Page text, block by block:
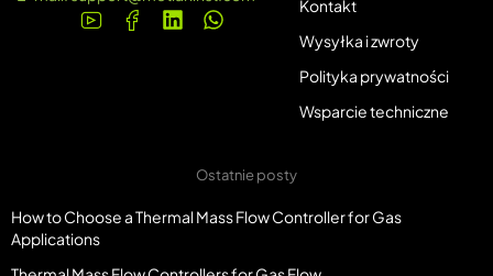
Kontakt
Wysyłka i zwroty
Polityka prywatności
Wsparcie techniczne
Ostatnie posty
How to Choose a Thermal Mass Flow Controller for Gas
Applications